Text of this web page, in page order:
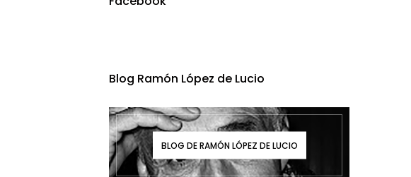
Blog Ramón López de Lucio
BLOG DE RAMÓN LÓPEZ DE LUCIO